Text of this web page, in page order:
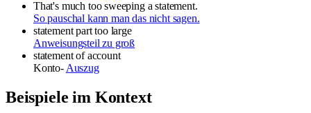
That's much too sweeping a statement.
So pauschal kann man das nicht sagen.
statement part too large
Anweisungsteil zu groß
statement of account
Konto- Auszug
Beispiele im Kontext